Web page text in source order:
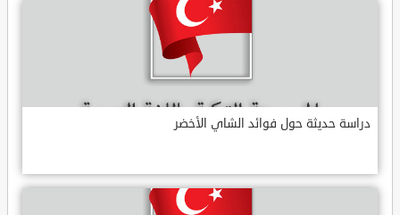
دراسة حديثة حول فوائد الشاي الأخضر